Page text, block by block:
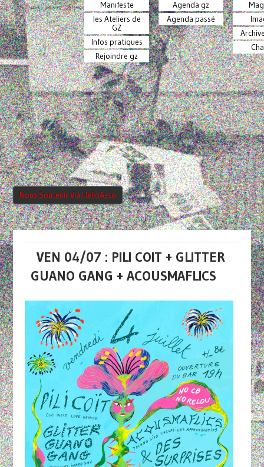
Manifeste
les Ateliers de
GZ
Infos pratiques
Rejoindre gz
Agenda gz
Agenda passé
Nous Soutenir Via HelloAsso
VEN 04/07 : PILI COIT + GLITTER
GUANO GANG + ACOUSMAFLICS